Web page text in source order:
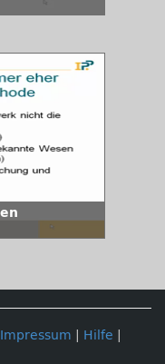
Impressum Hilfe